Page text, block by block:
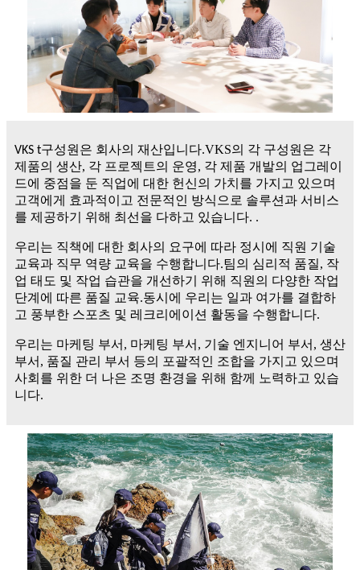
VKS t구성원은 회사의 재산입니다.VKS의 각 구성원은 각
제품의 생산, 각 프로젝트의 운영, 각 제품 개발의 업그레이
드에 중점을 둔 직업에 대한 헌신의 가치를 가지고 있으며
고객에게 효과적이고 전문적인 방식으로 솔루션과 서비스
를 제공하기 위해 최선을 다하고 있습니다. .
우리는 직책에 대한 회사의 요구에 따라 정시에 직원 기술
교육과 직무 역량 교육을 수행합니다.팀의 심리적 품질, 작
업 태도 및 작업 습관을 개선하기 위해 직원의 다양한 작업
단계에 따른 품질 교육.동시에 우리는 일과 여가를 결합하
고 풍부한 스포츠 및 레크리에이션 활동을 수행합니다.
우리는 마케팅 부서, 마케팅 부서, 기술 엔지니어 부서, 생산
부서, 품질 관리 부서 등의 포괄적인 조합을 가지고 있으며
사회를 위한 더 나은 조명 환경을 위해 함께 노력하고 있습
니다.